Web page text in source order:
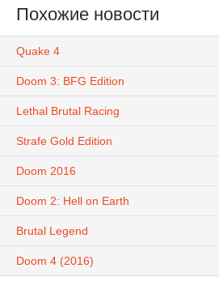
Похожие новости
Quake 4
Doom 3: BFG Edition
Lethal Brutal Racing
Strafe Gold Edition
Doom 2016
Doom 2: Hell on Earth
Brutal Legend
Doom 4 (2016)